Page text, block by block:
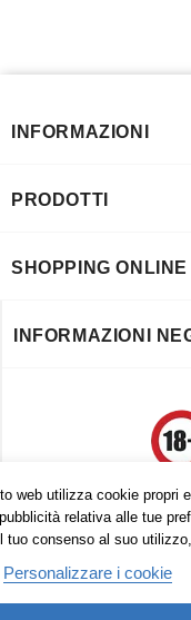
web utilizza cookie propri
relativa alle tue
tuo consenso al suo
Personalizzare i cookie
INFORMAZIONI
PRODOTTI
SHOPPING
INFORMAZIONI